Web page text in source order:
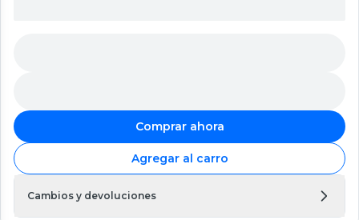
Comprar ahora
Agregar al carro
Cambios y devoluciones